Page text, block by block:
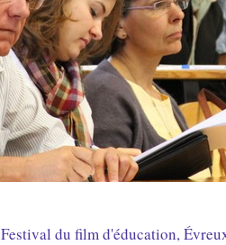
Festival du film d'éducation,